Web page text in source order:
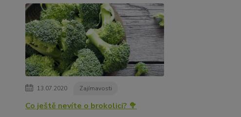
13.07.2020 Zajímavosti
Co ještě nevíte o brokolici? 🥦